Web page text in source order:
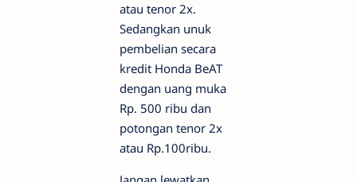
atau tenor 2x.
Sedangkan unuk
pembelian secara
kredit Honda BeAT
dengan uang muka
Rp. 500 ribu dan
potongan tenor 2x
atau Rp.100ribu.